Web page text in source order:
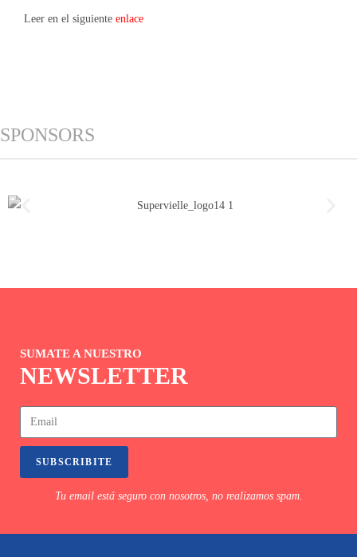
Leer en el siguiente enlace
SPONSORS
SUMATE A NUESTRO
NEWSLETTER
SUBSCRIBITE
Tu email está seguro con nosotros, no realizamos spam.